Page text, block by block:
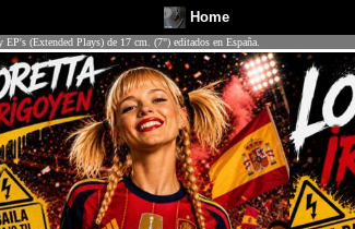
Home
(Extended Plays) de 17 cm. (7") editados en España.